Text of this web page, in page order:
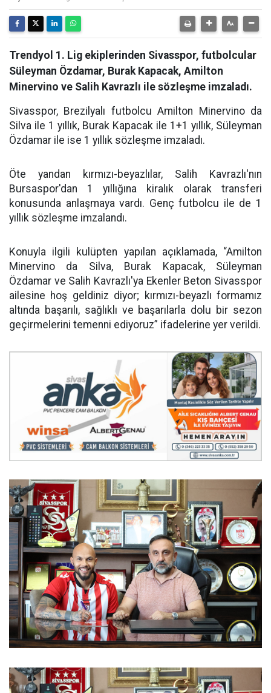
Trendyol 1. Lig ekiplerinden Sivasspor, futbolcular
Süleyman Özdamar, Burak Kapacak, Amilton
Minervino ve Salih Kavrazlı ile sözleşme imzaladı.
Sivasspor, Brezilyalı futbolcu Amilton Minervino da
Silva ile 1 yıllık, Burak Kapacak ile 1+1 yıllık, Süleyman
Özdamar ile ise 1 yıllık sözleşme imzaladı.
Öte yandan kırmızı-beyazlılar, Salih Kavrazlı'nın
Bursaspor'dan 1 yıllığına kiralık olarak transferi
konusunda anlaşmaya vardı. Genç futbolcu ile de 1
yıllık sözleşme imzalandı.
Konuyla ilgili kulüpten yapılan açıklamada, “Amilton
Minervino da Silva, Burak Kapacak, Süleyman
Özdamar ve Salih Kavrazlı'ya Ekenler Beton Sivasspor
ailesine hoş geldiniz diyor; kırmızı-beyazlı formamız
altında başarılı, sağlıklı ve başarılarla dolu bir sezon
geçirmelerini temenni ediyoruz” ifadelerine yer verildi.